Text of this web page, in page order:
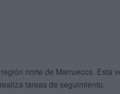
norte de Marruecos. Esta
tareas de seguimiento.